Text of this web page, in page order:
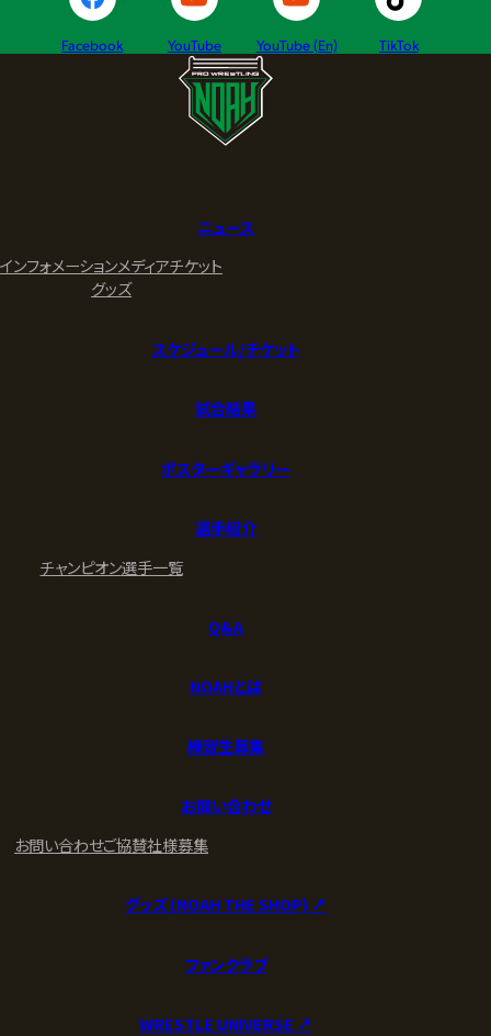
Facebook YouTube YouTube (En) TikTok
ニュース
インフォメーションメディアチケット
グッズ
スケジュール/チケット
試合結果
ポスターギャラリー
選手紹介
チャンピオン選手一覧
Q&A
NOAHとは
練習生募集
お問い合わせ
お問い合わせご協賛社様募集
グッズ (NOAH THE SHOP) ↗︎
ファンクラブ
WRESTLE UNIVERSE ↗︎